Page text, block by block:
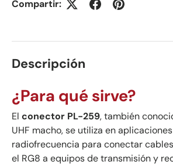
Compartir:
Descripción
¿Para qué sirve?
El conector PL-259, también
UHF macho, se utiliza en
radiofrecuencia para conectar
el RG8 a equipos de transmisión y